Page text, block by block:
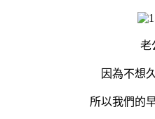
老
因為不想
所以我們的